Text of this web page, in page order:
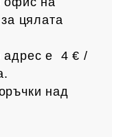
за цялата
адрес е 4 € /
над